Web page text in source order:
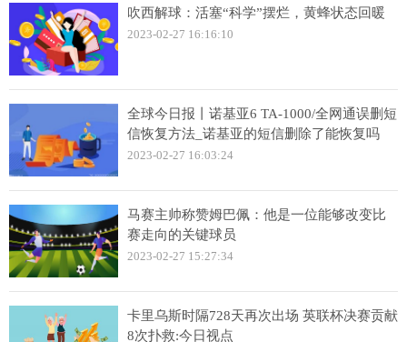
吹西解球：活塞“科学”摆烂，黄蜂状态回暖
2023-02-27 16:16:10
全球今日报丨诺基亚6 TA-1000/全网通误删短
信恢复方法_诺基亚的短信删除了能恢复吗
2023-02-27 16:03:24
马赛主帅称赞姆巴佩：他是一位能够改变比
赛走向的关键球员
2023-02-27 15:27:34
卡里乌斯时隔728天再次出场 英联杯决赛贡献
8次扑救:今日视点